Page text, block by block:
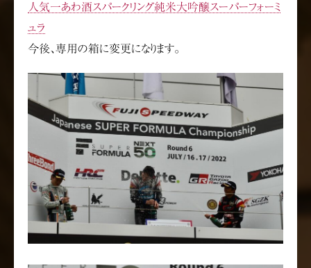
人気一あわ酒スパークリング純米大吟醸スーパーフォーミ
ュラ
今後、専用の箱に変更になります。